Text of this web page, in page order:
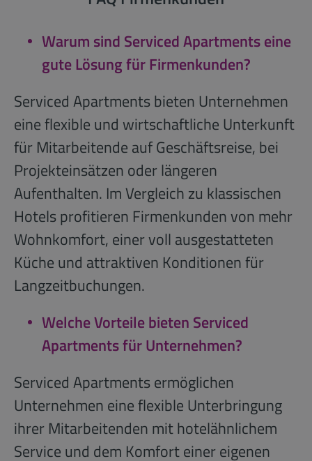
Warum sind Serviced Apartments eine
gute Lösung für Firmenkunden?
Serviced Apartments bieten Unternehmen
eine flexible und wirtschaftliche Unterkunft
für Mitarbeitende auf Geschäftsreise, bei
Projekteinsätzen oder längeren
Aufenthalten. Im Vergleich zu klassischen
Hotels profitieren Firmenkunden von mehr
Wohnkomfort, einer voll ausgestatteten
Küche und attraktiven Konditionen für
Langzeitbuchungen.
Welche Vorteile bieten Serviced
Apartments für Unternehmen?
Serviced Apartments ermöglichen
Unternehmen eine flexible Unterbringung
ihrer Mitarbeitenden mit hotelähnlichem
Service und dem Komfort einer eigenen